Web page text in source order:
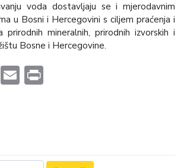
voda dostavljaju se i mjerodavnim
u Bosni i Hercegovini s ciljem praćenja i
prirodnih mineralnih, prirodnih izvorskih i
Bosne i Hercegovine.
LinkedIn
Email